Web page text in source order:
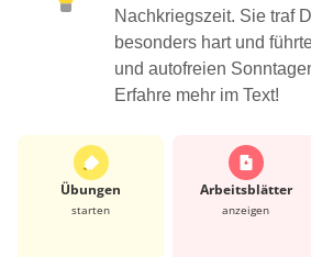
Nachkriegszeit. Sie traf
besonders hart und
und autofreien
Erfahre mehr im Text!
Übungen
starten
Arbeits­blätter
anzeigen